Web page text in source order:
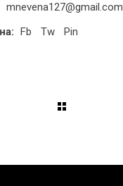
mnevena127@gmail.com
Fb Tw Pin